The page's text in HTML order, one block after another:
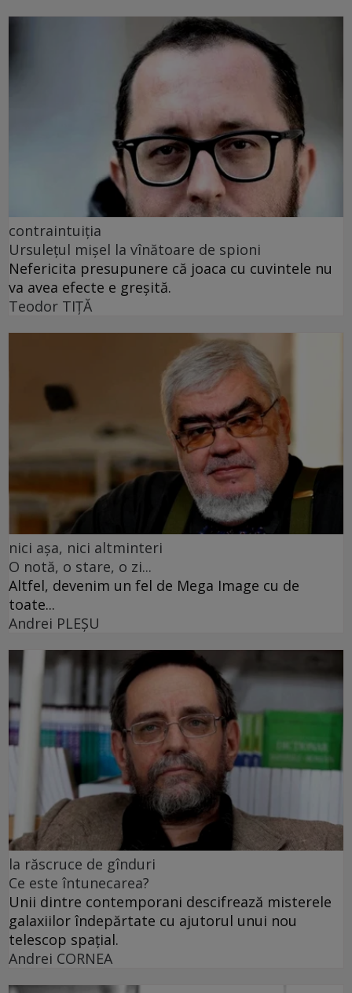
contraintuiția
Ursulețul mișel la vînătoare de spioni
Nefericita presupunere că joaca cu cuvintele nu
va avea efecte e greșită.
Teodor TIŢĂ
nici așa, nici altminteri
O notă, o stare, o zi...
Altfel, devenim un fel de Mega Image cu de
toate...
Andrei PLEŞU
la răscruce de gînduri
Ce este întunecarea?
Unii dintre contemporani descifrează misterele
galaxiilor îndepărtate cu ajutorul unui nou
telescop spațial.
Andrei CORNEA